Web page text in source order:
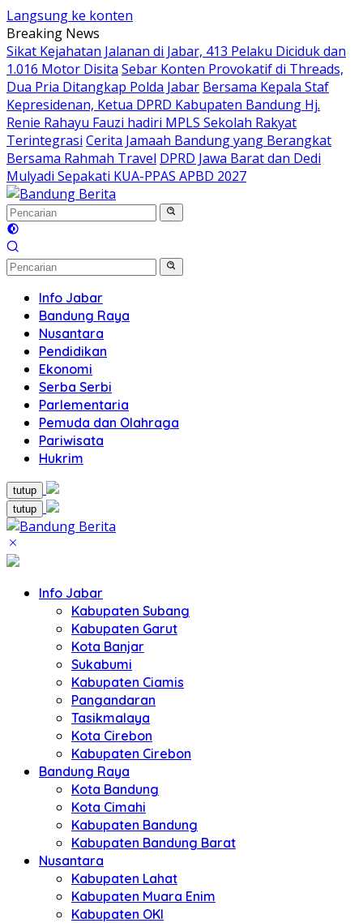
Langsung ke konten
Breaking News
Sikat Kejahatan Jalanan di Jabar, 413 Pelaku Diciduk dan
1.016 Motor Disita Sebar Konten Provokatif di Threads,
Dua Pria Ditangkap Polda Jabar Bersama Kepala Staf
Kepresidenan, Ketua DPRD Kabupaten Bandung Hj.
Renie Rahayu Fauzi hadiri MPLS Sekolah Rakyat
Terintegrasi Cerita Jamaah Bandung yang Berangkat
Bersama Rahmah Travel DPRD Jawa Barat dan Dedi
Mulyadi Sepakati KUA-PPAS APBD 2027
Info Jabar
Bandung Raya
Nusantara
Pendidikan
Ekonomi
Serba Serbi
Parlementaria
Pemuda dan Olahraga
Pariwisata
Hukrim
tutup
tutup
Info Jabar
Kabupaten Subang
Kabupaten Garut
Kota Banjar
Sukabumi
Kabupaten Ciamis
Pangandaran
Tasikmalaya
Kota Cirebon
Kabupaten Cirebon
Bandung Raya
Kota Bandung
Kota Cimahi
Kabupaten Bandung
Kabupaten Bandung Barat
Nusantara
Kabupaten Lahat
Kabupaten Muara Enim
Kabupaten OKI